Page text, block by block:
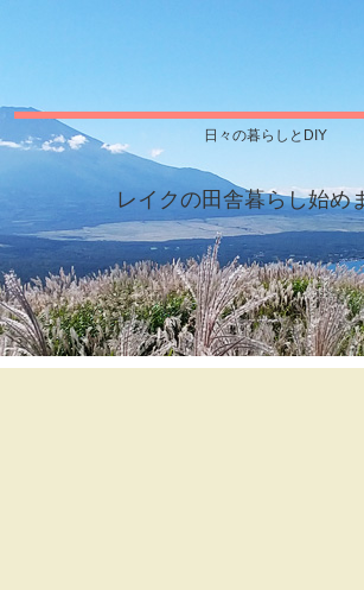
日々の暮らしとDIY
レイクの田舎暮らし始め